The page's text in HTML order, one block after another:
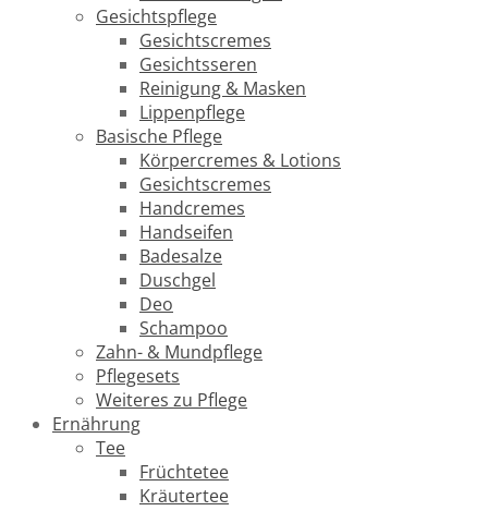
Gesichtspflege
Gesichtscremes
Gesichtsseren
Reinigung & Masken
Lippenpflege
Basische Pflege
Körpercremes & Lotions
Gesichtscremes
Handcremes
Handseifen
Badesalze
Duschgel
Deo
Schampoo
Zahn- & Mundpflege
Pflegesets
Weiteres zu Pflege
Ernährung
Tee
Früchtetee
Kräutertee